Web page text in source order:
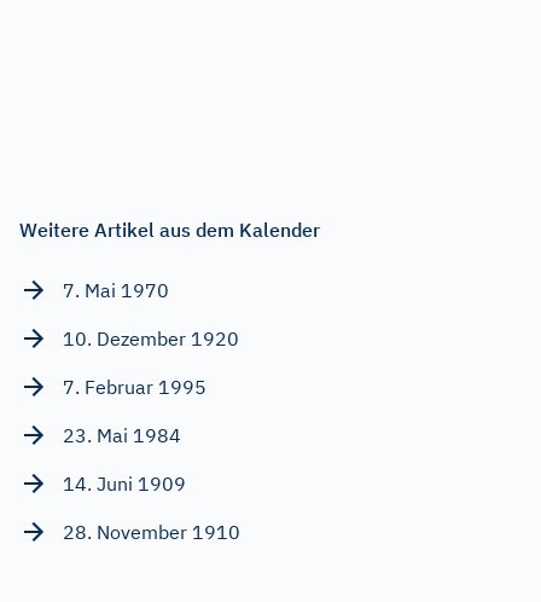
Weitere Artikel aus dem Kalender
7. Mai 1970
10. Dezember 1920
7. Februar 1995
23. Mai 1984
14. Juni 1909
28. November 1910